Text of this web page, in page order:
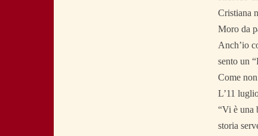
Cristiana
Moro da
Anch’io
sento un
Come
L’11
“Vi è una
storia